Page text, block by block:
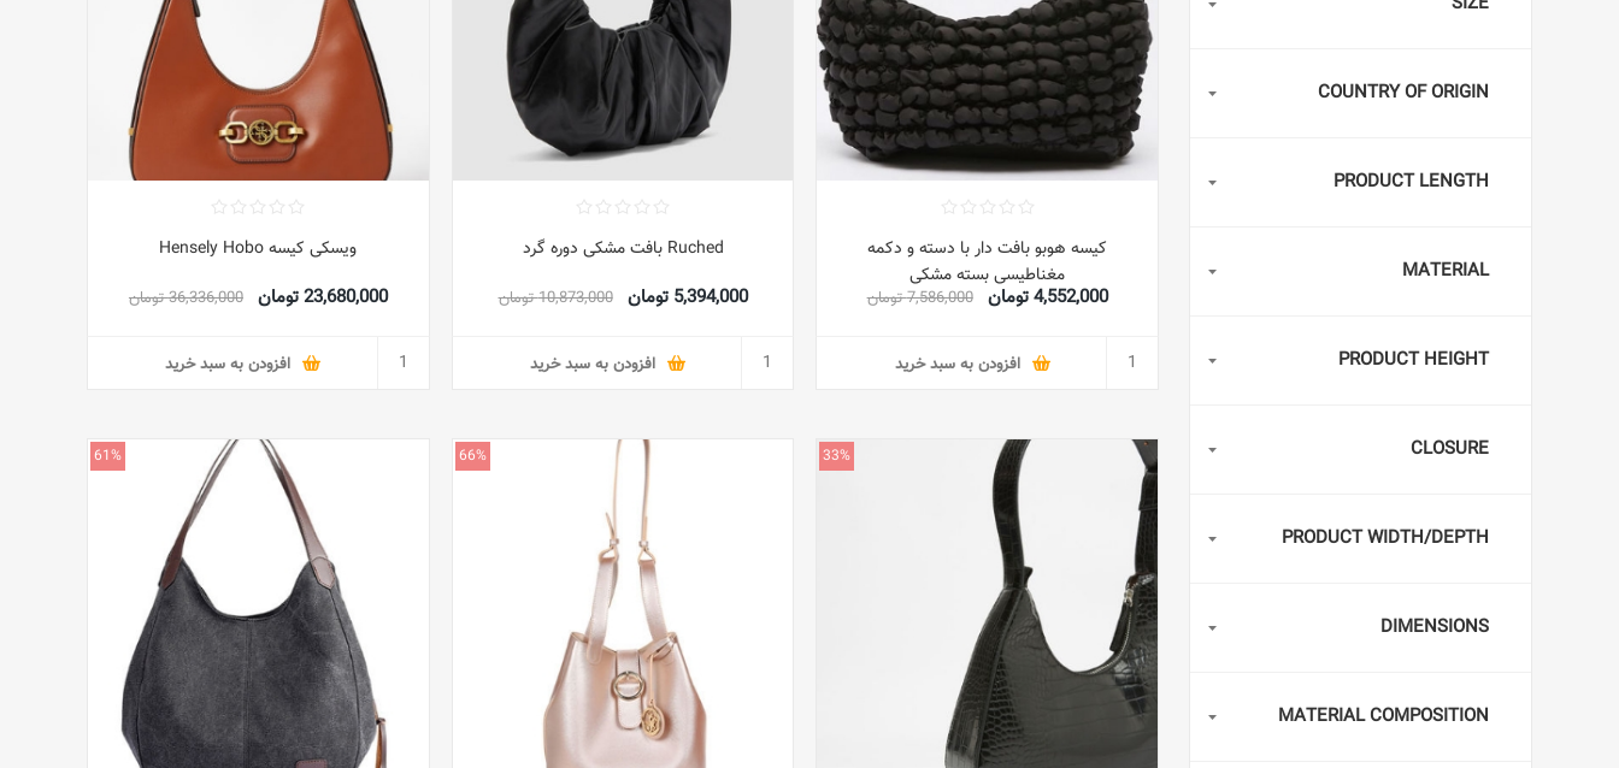
کیسه هوبو بافت دار با دسته و دکمه
مغناطیسی بسته مشکی
4,552,000 تومان 7,586,000 تومان
افزودن به سبد خرید
Ruched بافت مشکی دوره گرد
5,394,000 تومان 10,873,000 تومان
افزودن به سبد خرید
ویسکی کیسه Hensely Hobo
23,680,000 تومان 36,336,000 تومان
افزودن به سبد خرید
33%
66%
61%
COUNTRY OF ORIGIN
PRODUCT LENGTH
MATERIAL
PRODUCT HEIGHT
CLOSURE
PRODUCT WIDTH/DEPTH
DIMENSIONS
MATERIAL COMPOSITION